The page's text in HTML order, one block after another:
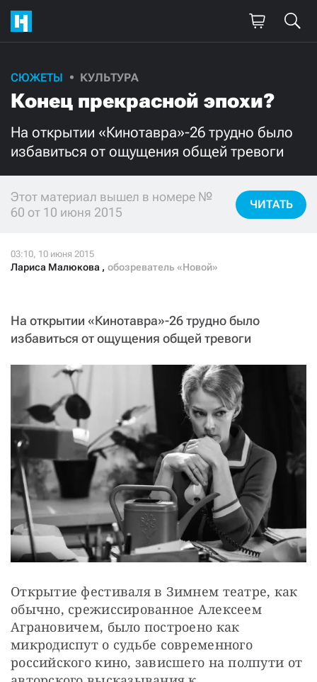
СЮЖЕТЫ КУЛЬТУРА
Конец прекрасной эпохи?
На открытии «Кинотавра»-26 трудно было
избавиться от ощущения общей тревоги
Этот материал вышел в номере №
60 от 10 июня 2015
ЧИТАТЬ
Лариса Малюкова , обозреватель «Новой»
На открытии «Кинотавра»-26 трудно было
избавиться от ощущения общей тревоги
Открытие фестиваля в Зимнем театре, как
обычно, срежиссированное Алексеем
Аграновичем, было построено как
микродиспут о судьбе современного
российского кино, зависшего на полпути от
Поддержите
нашу работу!
Ежемесячно Разово
3000 1000
500
СТАТЬ СОУЧАСТНИКОМ
ПОДЕЛИТЬСЯ С ДРУЗЬЯМИ
Если у вас есть вопросы, пишите donate@novayagazeta.ru
+7 (929) 612-03-68